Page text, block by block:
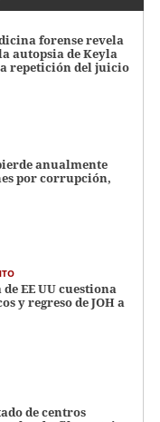
forense revela
autopsia de Keyla
repetición del juicio
anualmente
por corrupción,
EE UU cuestiona
y regreso de JOH a
de centros